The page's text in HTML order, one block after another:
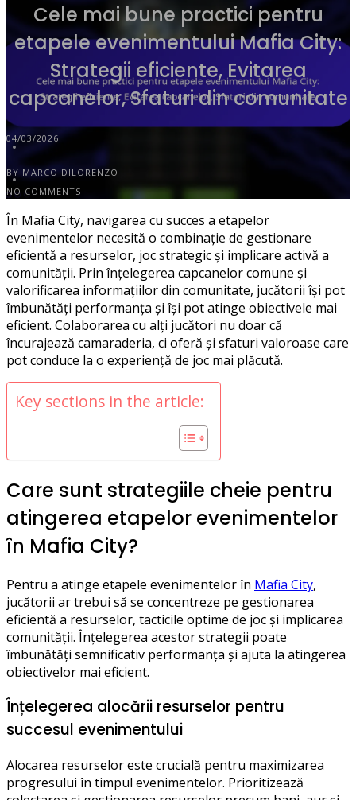
Cele mai bune practici pentru
etapele evenimentului Mafia City:
Strategii eficiente, Evitarea
capcanelor, Sfaturi din comunitate
04/03/2026
BY MARCO DILORENZO
NO COMMENTS
În Mafia City, navigarea cu succes a etapelor
evenimentelor necesită o combinație de gestionare
eficientă a resurselor, joc strategic și implicare activă a
comunității. Prin înțelegerea capcanelor comune și
valorificarea informațiilor din comunitate, jucătorii își pot
îmbunătăți performanța și își pot atinge obiectivele mai
eficient. Colaborarea cu alți jucători nu doar că
încurajează camaraderia, ci oferă și sfaturi valoroase care
pot conduce la o experiență de joc mai plăcută.
Key sections in the article:
Care sunt strategiile cheie pentru
atingerea etapelor evenimentelor
în Mafia City?
Pentru a atinge etapele evenimentelor în Mafia City,
jucătorii ar trebui să se concentreze pe gestionarea
eficientă a resurselor, tacticile optime de joc și implicarea
comunității. Înțelegerea acestor strategii poate
îmbunătăți semnificativ performanța și ajuta la atingerea
obiectivelor mai eficient.
Înțelegerea alocării resurselor pentru
succesul evenimentului
Alocarea resurselor este crucială pentru maximizarea
progresului în timpul evenimentelor. Prioritizează